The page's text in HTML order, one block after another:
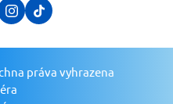
práva vyhrazena